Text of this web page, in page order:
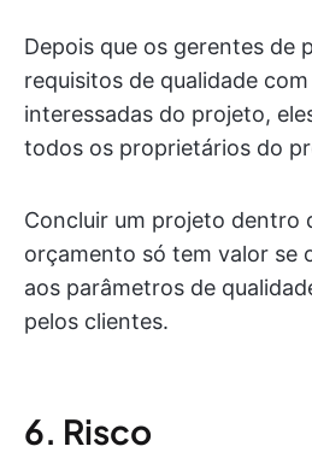
Depois que os gerentes de
requisitos de qualidade
interessadas do projeto,
todos os proprietários do
Concluir um projeto dentro
orçamento só tem valor se
aos parâmetros de
pelos clientes.
6. Risco